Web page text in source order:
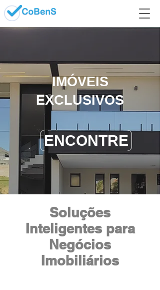
IMÓVEIS
EXCLUSIVOS
ENCONTRE
Soluções
Inteligentes para
Negócios
Imobiliários